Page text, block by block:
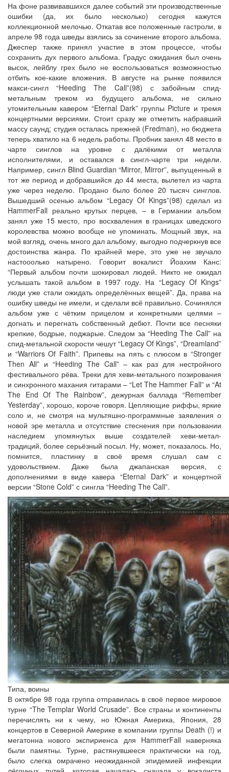
На фоне развивавшихся далее событий эти производственные
ошибки (да, их было несколько) сегодня кажутся
коллекционной мелочью. Откатав все положенные гастроли, в
апреле 98 года шведы взялись за сочинение второго альбома.
Джеспер также принял участие в этом процессе, чтобы
сохранить дух первого альбома. Градус ожидания был очень
высок, лейблу грех было не воспользоваться возможностью
отбить кое-какие вложения. В августе на рынке появился
макси-сингл “Heeding The Call”(98) с забойным спид-
метальным треком из будущего альбома, не сильно
утомительным кавером “Eternal Dark” группы Picture и тремя
концертными версиями. Стоит сразу же отметить набравший
массу саунд; студия осталась прежней (Fredman), но бюджета
теперь хватило на 6 недель работы. Пробник занял 48 место в
чарте синглов на уровне с далёкими от металла
исполнителями, и оставался в сингл-чарте три недели.
Например, сингл Blind Guardian “Mirror, Mirror”, выпущенный в
тот же период и добравшийся до 44 места, вылетел из чарта
уже через неделю. Продано было более 20 тысяч синглов.
Вышедший осенью альбом “Legacy Of Kings”(98) сделал из
HammerFall реально крутых перцев, – в Германии альбом
занял уже 15 место, про восхваления в границах шведского
королевства можно вообще не упоминать. Мощный звук, на
мой взгляд, очень много дал альбому, выгодно подчеркнув все
достоинства жанра. По крайней мере, это уже не звучало
настооолько натырено. Говорит вокалист Йоахим Канс:
“Первый альбом почти шокировал людей. Никто не ожидал
услышать такой альбом в 1997 году. На “Legacy Of Kings”
люди уже стали ожидать определённых вещей”. Да, права на
ошибку шведы не имели, и сделали всё правильно. Сочинялся
альбом уже с чётким прицелом и конкретными целями –
догнать и перегнать собственный дебют. Почти все песняки
крепкие, бодрые, поджарые. Следом за “Heeding The Call” на
спид-метальной скорости чешут “Legacy Of Kings”, “Dreamland”
и “Warriors Of Faith”. Припевы на пять с плюсом в “Stronger
Then All” и “Heeding The Call” – как раз для нестройного
фестивального рёва. Треки для хеви-метального позирования
и синхронного махания гитарами – “Let The Hammer Fall” и “At
The End Of The Rainbow”, дежурная баллада “Remember
Yesterday”, хорошо, короче говоря. Цепляющие риффы, яркие
соло и, не смотря на мультяшно-программные заявления о
новой эре металла и отсутствие стеснения при пользовании
наследием упомянутых выше создателей хеви-метал-
традиций, более серьёзный посыл. Ну, может, показалось. Но,
помнится, пластинку в своё время слушал сам с
удовольствием. Даже была джапанская версия, с
дополнениями в виде кавера “Eternal Dark” и концертной
версии “Stone Cold” с сингла “Heeding The Call”.
Типа, воины
В октябре 98 года группа отправилась в своё первое мировое
турне “The Templar World Crusade”. Все страны и континенты
перечислять ни к чему, но Южная Америка, Япония, 28
концертов в Северной Америке в компании группы Death (!) и
мегатонна нового экспириенса для HammerFall наверняка
были памятны. Турне, растянувшееся практически на год,
было слегка омрачено неожиданной эпидемией инфекции